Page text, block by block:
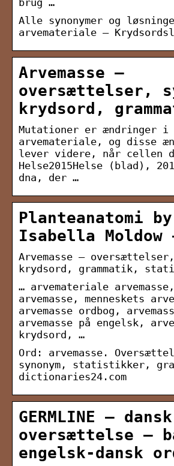
brug …
Alle synonymer og
arvemateriale –
Arvemasse –
oversættelser,
krydsord,
Mutationer er ændringer i
arvemateriale, og disse
lever videre, når cellen
Helse2015Helse (blad),
dna, der …
Planteanatomi by
Isabella Moldow
Arvemasse – oversættelser,
krydsord, grammatik,
… arvemateriale
arvemasse, menneskets
arvemasse ordbog,
arvemasse på engelsk,
krydsord, …
Ord: arvemasse.
synonym, statistikker,
dictionaries24.com
GERMLINE – dansk
oversættelse –
engelsk-dansk